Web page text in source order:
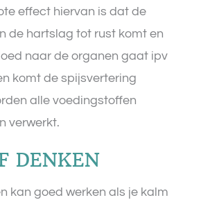
effect hiervan is dat de
de hartslag tot rust komt en
naar de organen gaat ipv
komt de spijsvertering
alle voedingstoffen
verwerkt.
DENKEN
kan goed werken als je kalm